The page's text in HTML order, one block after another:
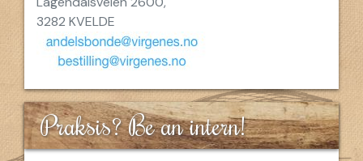
3282 KVELDE
Praksis? Be an intern!